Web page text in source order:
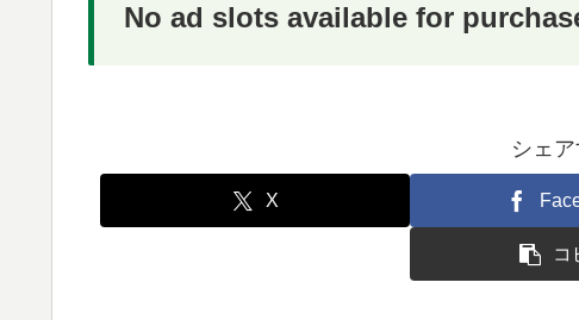
No ad slots available for
シェ
X
コ